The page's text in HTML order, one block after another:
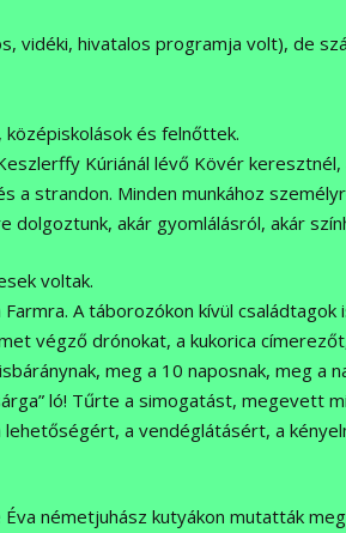
vidéki, hivatalos programja volt), de
középiskolások és felnőttek.
Kúriánál lévő Kövér
a strandon. Minden munkához
dolgoztunk, akár gyomlálásról, akár
voltak.
A táborozókon kívül
végző drónokat, a kukorica
meg a 10 naposnak, meg a
ló! Tűrte a simogatást, megevett
a vendéglátásért, a
németjuhász kutyákon mutatták